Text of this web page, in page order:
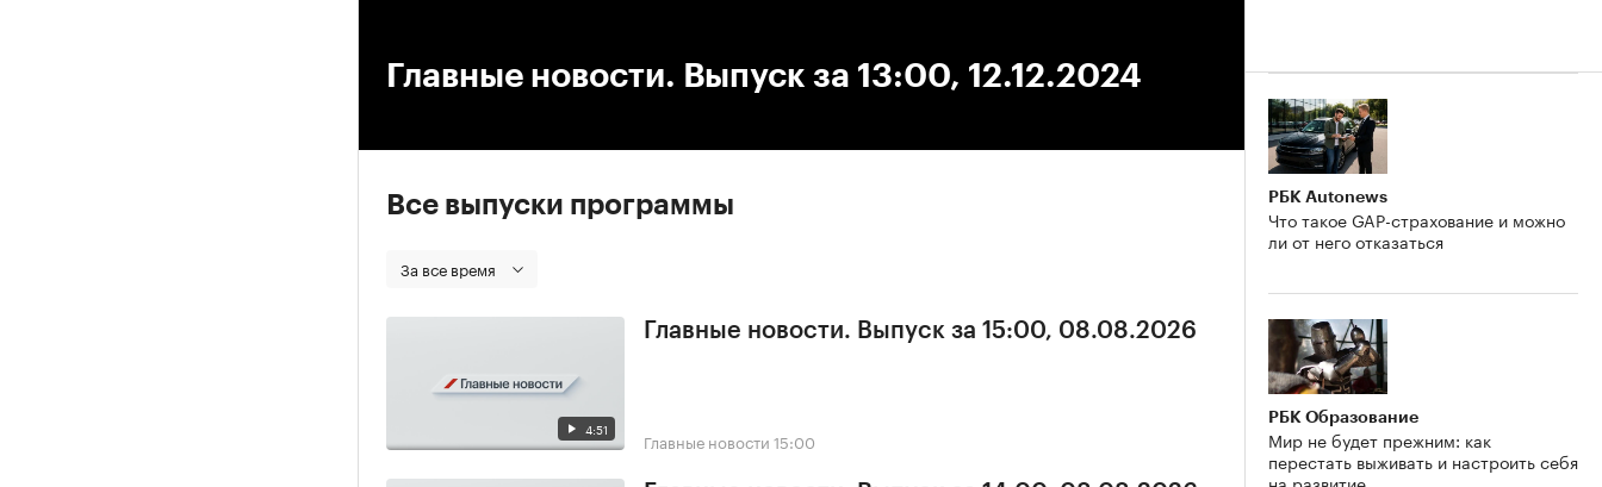
Главные новости. Выпуск за 13:00, 12.12.2024
Все выпуски программы
За все время
4:51
Главные новости. Выпуск за 15:00, 08.08.2026
Главные новости 15:00
РБК Autonews
Что такое GAP-страхование и можно
ли от него отказаться
РБК Образование
Мир не будет прежним: как
перестать выживать и настроить себя